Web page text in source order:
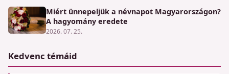
Miért ünnepeljük a névnapot Magyarországon?
A hagyomány eredete
2026. 07. 25.
Kedvenc témáid